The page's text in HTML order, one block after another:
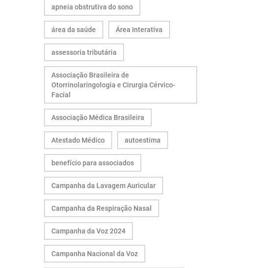
apneia obstrutiva do sono
área da saúde Área Interativa
assessoria tributária
Associação Brasileira de
Otorrinolaringologia e Cirurgia Cérvico-
Facial
Associação Médica Brasileira
Atestado Médico autoestima
benefício para associados
Campanha da Lavagem Auricular
Campanha da Respiração Nasal
Campanha da Voz 2024
Campanha Nacional da Voz